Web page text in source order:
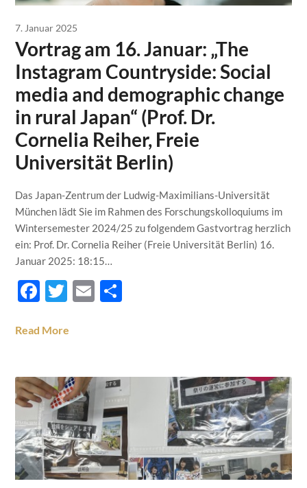
7. Januar 2025
Vortrag am 16. Januar: „The
Instagram Countryside: Social
media and demographic change
in rural Japan“ (Prof. Dr.
Cornelia Reiher, Freie
Universität Berlin)
Das Japan-Zentrum der Ludwig-Maximilians-Universität
München lädt Sie im Rahmen des Forschungskolloquiums im
Wintersemester 2024/25 zu folgendem Gastvortrag herzlich
ein: Prof. Dr. Cornelia Reiher (Freie Universität Berlin) 16.
Januar 2025: 18:15…
Facebook
Twitter
Email
Read More